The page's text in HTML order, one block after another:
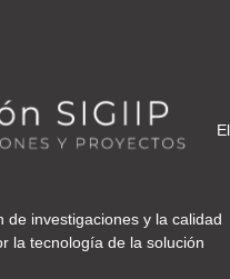
El
investigaciones y la calidad
la tecnología de la solución